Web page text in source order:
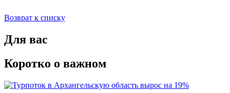
Возврат к списку
Для вас
Коротко о важном